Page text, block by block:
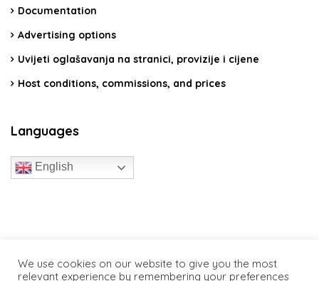
Documentation
Advertising options
Uvijeti oglašavanja na stranici, provizije i cijene
Host conditions, commissions, and prices
Languages
English
We use cookies on our website to give you the most
relevant experience by remembering your preferences